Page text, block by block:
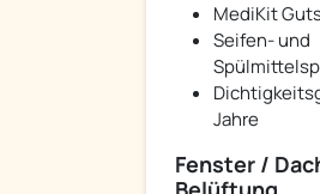
MediKit
Seifen- und
Jahre
Fenster /